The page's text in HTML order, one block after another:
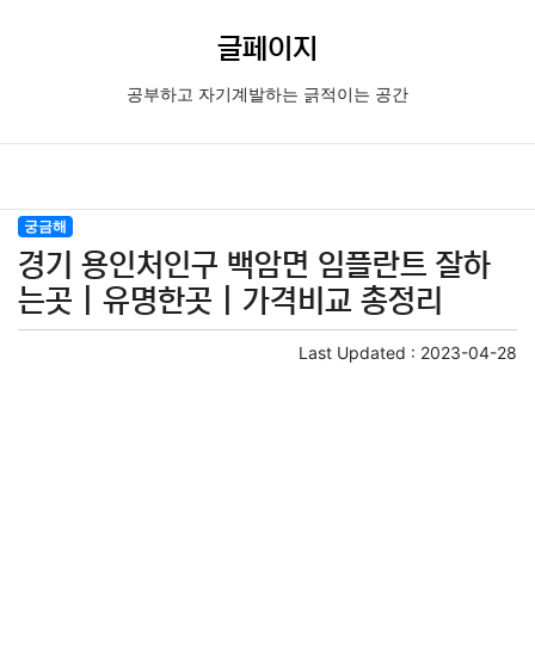
글페이지
공부하고 자기계발하는 긁적이는 공간
궁금해
경기 용인처인구 백암면 임플란트 잘하
는곳 | 유명한곳 | 가격비교 총정리
Last Updated : 2023-04-28